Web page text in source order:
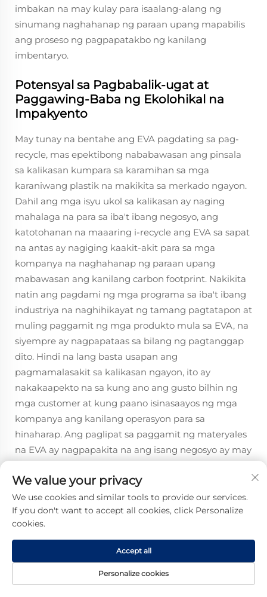
imbakan na may kulay para isaalang-alang ng
sinumang naghahanap ng paraan upang mapabilis
ang proseso ng pagpapatakbo ng kanilang
imbentaryo.
Potensyal sa Pagbabalik-ugat at
Paggawing-Baba ng Ekolohikal na
Impakyento
May tunay na bentahe ang EVA pagdating sa pag-
recycle, mas epektibong nababawasan ang pinsala
sa kalikasan kumpara sa karamihan sa mga
karaniwang plastik na makikita sa merkado ngayon.
Dahil ang mga isyu ukol sa kalikasan ay naging
mahalaga na para sa iba't ibang negosyo, ang
katotohanan na maaaring i-recycle ang EVA sa sapat
na antas ay nagiging kaakit-akit para sa mga
kompanya na naghahanap ng paraan upang
mabawasan ang kanilang carbon footprint. Nakikita
natin ang pagdami ng mga programa sa iba't ibang
industriya na naghihikayat ng tamang pagtatapon at
muling paggamit ng mga produkto mula sa EVA, na
siyempre ay nagpapataas sa bilang ng pagtanggap
dito. Hindi na lang basta usapan ang
pagmamalasakit sa kalikasan ngayon, ito ay
nakakaapekto na sa kung ano ang gusto bilhin ng
mga customer at kung paano isinasaayos ng mga
kompanya ang kanilang operasyon para sa
hinaharap. Ang paglipat sa paggamit ng materyales
na EVA ay nagpapakita na ang isang negosyo ay may
kalikasan, na nakatutulong upang mapalakas ang
relasyon sa mga customer at maging isang
mabuting desisyon sa pananalapi sa matagalang
pagtingin.
Kakayahang mag-adapt sa mga
Unikong Spesipikasyon ng Proyekto
We value your privacy
We use cookies and similar tools to provide our services.
If you don't want to accept all cookies, click Personalize
cookies.
Personalize cookies
Accept all